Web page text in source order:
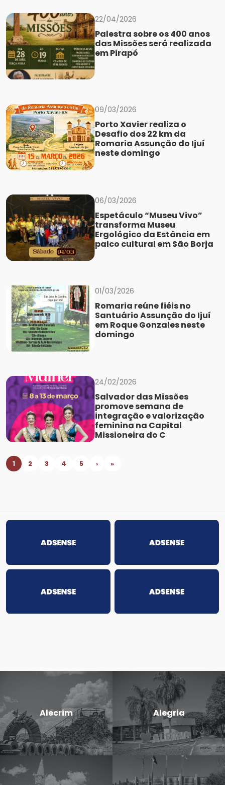
22/04/2026
Palestra sobre os 400 anos
das Missões será realizada
em Pirapó
09/03/2026
Porto Xavier realiza o
Desafio dos 22 km da
Romaria Assunção do Ijuí
neste domingo
06/03/2026
Espetáculo “Museu Vivo”
transforma Museu
Ergológico da Estância em
palco cultural em São Borja
01/03/2026
Romaria reúne fiéis no
Santuário Assunção do Ijuí
em Roque Gonzales neste
domingo
24/02/2026
Salvador das Missões
promove semana de
integração e valorização
feminina na Capital
Missioneira do C
1 2 3 4 5 › »
Alecrim Alegria